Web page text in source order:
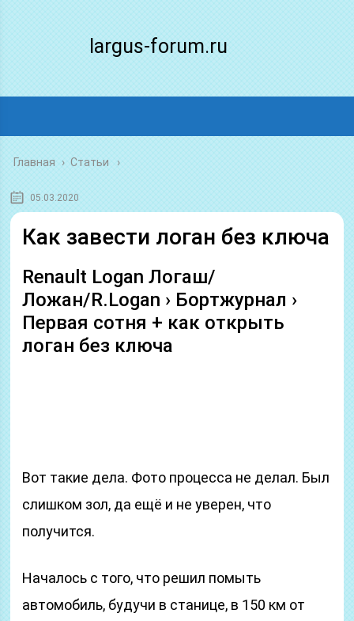
largus-forum.ru
Главная › Статьи
05.03.2020
Как завести логан без ключа
Renault Logan Логаш/
Ложан/R.Logan › Бортжурнал ›
Первая сотня + как открыть
логан без ключа
Вот такие дела. Фото процесса не делал. Был
слишком зол, да ещё и не уверен, что
получится.
Началось с того, что решил помыть
автомобиль, будучи в станице, в 150 км от